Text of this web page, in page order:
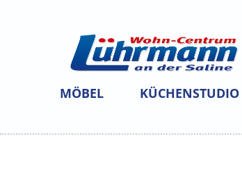
MÖBEL KÜCHENSTUDIO